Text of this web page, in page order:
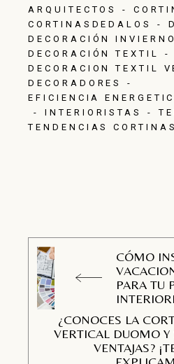
ARQUITECTOS
CORTINASDEDALOS
DECORACIÓN INVIERNO
DECORACIÓN TEXTIL
DECORACION TEXTIL
DECORADORES
EFICIENCIA
INTERIORISTAS
TENDENCIAS
CÓMO
PARA TU
¿CONOCES LA
VERTICAL DUOMO Y
VENTAJAS?